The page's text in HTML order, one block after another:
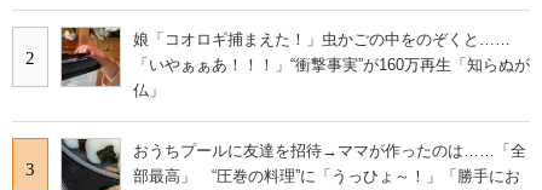
2
娘「コオロギ捕まえた！」虫かごの中をのぞくと……
「いやぁぁあ！！！」“衝撃事実”が160万再生「知らぬが
仏」
3
おうちプールに友達を招待→ママが作ったのは……「全
部最高」 “圧巻の料理”に「うっひょ～！」「勝手にお